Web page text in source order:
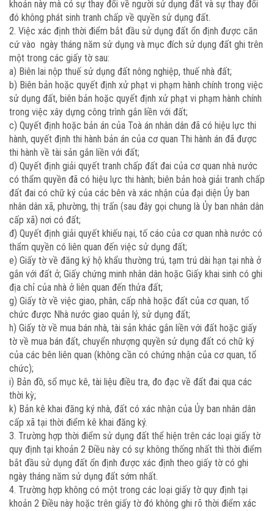
khoản này mà có sự thay đổi về người sử dụng đất và sự thay đổi
đó không phát sinh tranh chấp về quyền sử dụng đất.
2. Việc xác định thời điểm bắt đầu sử dụng đất ổn định được căn
cứ vào ngày tháng năm sử dụng và mục đích sử dụng đất ghi trên
một trong các giấy tờ sau:
a) Biên lai nộp thuế sử dụng đất nông nghiệp, thuế nhà đất;
b) Biên bản hoặc quyết định xử phạt vi phạm hành chính trong việc
sử dụng đất, biên bản hoặc quyết định xử phạt vi phạm hành chính
trong việc xây dựng công trình gắn liền với đất;
c) Quyết định hoặc bản án của Toà án nhân dân đã có hiệu lực thi
hành, quyết định thi hành bản án của cơ quan Thi hành án đã được
thi hành về tài sản gắn liền với đất;
d) Quyết định giải quyết tranh chấp đất đai của cơ quan nhà nước
có thẩm quyền đã có hiệu lực thi hành; biên bản hoà giải tranh chấp
đất đai có chữ ký của các bên và xác nhận của đại diện Ủy ban
nhân dân xã, phường, thị trấn (sau đây gọi chung là Ủy ban nhân dân
cấp xã) nơi có đất;
đ) Quyết định giải quyết khiếu nại, tố cáo của cơ quan nhà nước có
thẩm quyền có liên quan đến việc sử dụng đất;
e) Giấy tờ về đăng ký hộ khẩu thường trú, tạm trú dài hạn tại nhà ở
gắn với đất ở; Giấy chứng minh nhân dân hoặc Giấy khai sinh có ghi
địa chỉ của nhà ở liên quan đến thửa đất;
g) Giấy tờ về việc giao, phân, cấp nhà hoặc đất của cơ quan, tổ
chức được Nhà nước giao quản lý, sử dụng đất;
h) Giấy tờ về mua bán nhà, tài sản khác gắn liền với đất hoặc giấy
tờ về mua bán đất, chuyển nhượng quyền sử dụng đất có chữ ký
của các bên liên quan (không cần có chứng nhận của cơ quan, tổ
chức);
i) Bản đồ, sổ mục kê, tài liệu điều tra, đo đạc về đất đai qua các
thời kỳ;
k) Bản kê khai đăng ký nhà, đất có xác nhận của Ủy ban nhân dân
cấp xã tại thời điểm kê khai đăng ký.
3. Trường hợp thời điểm sử dụng đất thể hiện trên các loại giấy tờ
quy định tại khoản 2 Điều này có sự không thống nhất thì thời điểm
bắt đầu sử dụng đất ổn định được xác định theo giấy tờ có ghi
ngày tháng năm sử dụng đất sớm nhất.
4. Trường hợp không có một trong các loại giấy tờ quy định tại
khoản 2 Điều này hoặc trên giấy tờ đó không ghi rõ thời điểm xác